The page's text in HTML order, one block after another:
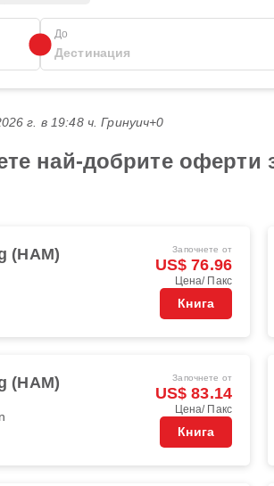
До
г. в 19:48 ч. Гринуич+0
най-добрите
(HAM) Започнете от
US$ 76.96
Цена/ Пакс
Книга
(HAM) Започнете от
US$ 83.14
Цена/ Пакс
Книга